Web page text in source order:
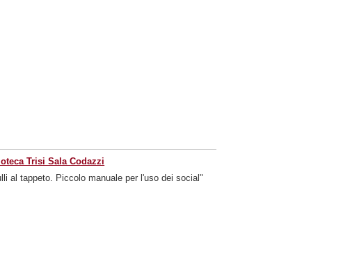
Trisi Sala Codazzi
al tappeto. Piccolo manuale per l'uso dei social"